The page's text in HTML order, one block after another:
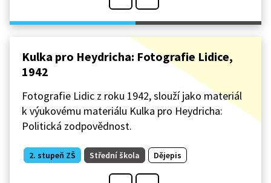
Kulka pro Heydricha: Fotografie Lidice,
1942
Fotografie Lidic z roku 1942, slouží jako materiál
k výukovému materiálu Kulka pro Heydricha:
Politická zodpovědnost.
2. stupeň ZŠ Střední škola Dějepis